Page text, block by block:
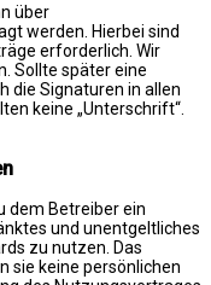
über
werden. Hierbei sind
erforderlich. Wir
Sollte später eine
die Signaturen in allen
keine „Unterschrift“.
dem Betreiber ein
und unentgeltliches
zu nutzen. Das
sie keine persönlichen